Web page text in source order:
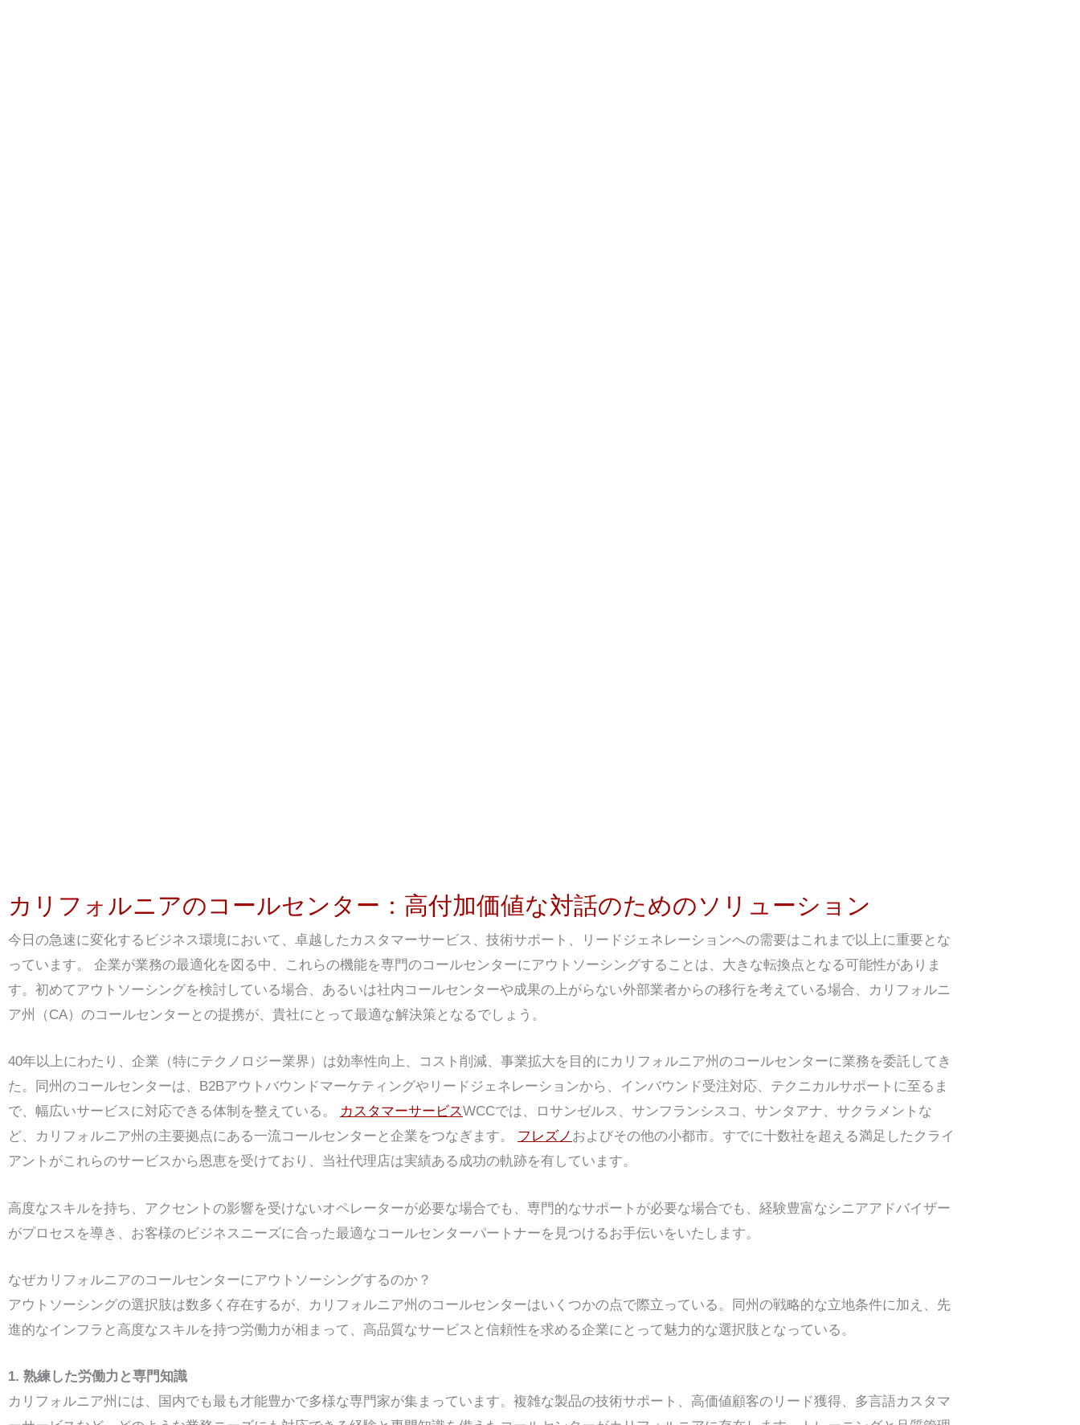
カリフォルニアのコールセンター：高付加価値な対話のためのソリューション
今日の急速に変化するビジネス環境において、卓越したカスタマーサービス、技術サポート、リードジェネレーションへの需要はこれまで以上に重要とな
っています。 企業が業務の最適化を図る中、これらの機能を専門のコールセンターにアウトソーシングすることは、大きな転換点となる可能性がありま
す。初めてアウトソーシングを検討している場合、あるいは社内コールセンターや成果の上がらない外部業者からの移行を考えている場合、カリフォルニ
ア州（CA）のコールセンターとの提携が、貴社にとって最適な解決策となるでしょう。
40年以上にわたり、企業（特にテクノロジー業界）は効率性向上、コスト削減、事業拡大を目的にカリフォルニア州のコールセンターに業務を委託してき
た。同州のコールセンターは、B2Bアウトバウンドマーケティングやリードジェネレーションから、インバウンド受注対応、テクニカルサポートに至るま
で、幅広いサービスに対応できる体制を整えている。
カスタマーサービスWCCでは、ロサンゼルス、サンフランシスコ、サンタアナ、サクラメントな
ど、カリフォルニア州の主要拠点にある一流コールセンターと企業をつなぎます。 フレズノ およびその他の小都市。すでに十数社を超える満足したクライ
アントがこれらのサービスから恩恵を受けており、当社代理店は実績ある成功の軌跡を有しています。
高度なスキルを持ち、アクセントの影響を受けないオペレーターが必要な場合でも、専門的なサポートが必要な場合でも、経験豊富なシニアアドバイザー
がプロセスを導き、お客様のビジネスニーズに合った最適なコールセンターパートナーを見つけるお手伝いをいたします。
なぜカリフォルニアのコールセンターにアウトソーシングするのか？
アウトソーシングの選択肢は数多く存在するが、カリフォルニア州のコールセンターはいくつかの点で際立っている。同州の戦略的な立地条件に加え、先
進的なインフラと高度なスキルを持つ労働力が相まって、高品質なサービスと信頼性を求める企業にとって魅力的な選択肢となっている。
1. 熟練した労働力と専門知識
カリフォルニア州には、国内でも最も才能豊かで多様な専門家が集まっています。複雑な製品の技術サポート、高価値顧客のリード獲得、多言語カスタマ